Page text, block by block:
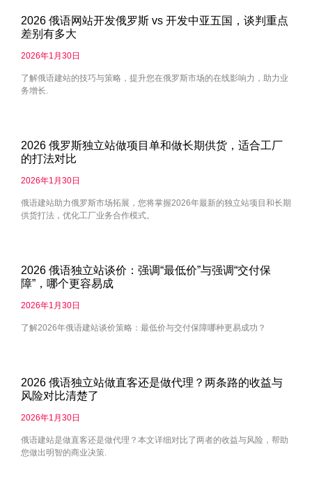
2026 俄语网站开发俄罗斯 vs 开发中亚五国，谈判重点
差别有多大
2026年1月30日
了解俄语建站的技巧与策略，提升您在俄罗斯市场的在线影响力，助力业
务增长.
2026 俄罗斯独立站做项目单和做长期供货，适合工厂
的打法对比
2026年1月30日
俄语建站助力俄罗斯市场拓展，您将掌握2026年最新的独立站项目和长期
供货打法，优化工厂业务合作模式。
2026 俄语独立站谈价：强调“最低价”与强调“交付保
障”，哪个更容易成
2026年1月30日
了解2026年俄语建站谈价策略：最低价与交付保障哪种更易成功？
2026 俄语独立站做直客还是做代理？两条路的收益与
风险对比清楚了
2026年1月30日
俄语建站是做直客还是做代理？本文详细对比了两者的收益与风险，帮助
您做出明智的商业决策.